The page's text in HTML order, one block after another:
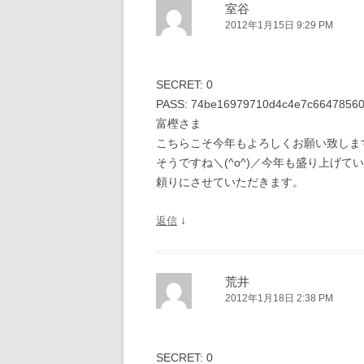
室谷
2012年1月15日 9:29 PM
SECRET: 0
PASS:
富樫さま
こちらこそ今年もよろしくお願い致しま
そうですね＼(^o^)／今年も盛り上げてい
頼りにさせていただきます。
返信 ↓
荒井
2012年1月18日 2:38 PM
SECRET: 0